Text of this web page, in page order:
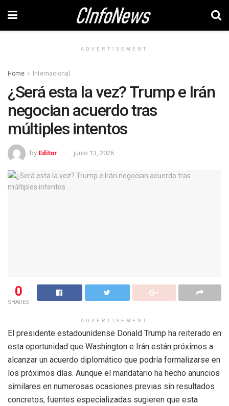
ADVERTISEMENT
Home Internacional
¿Será esta la vez? Trump e Irán
negocian acuerdo tras
múltiples intentos
by Editor junio 13, 2026
0
SHARES
ADVERTISEMENT
El presidente estadounidense Donald Trump ha reiterado en
esta oportunidad que Washington e Irán están próximos a
alcanzar un acuerdo diplomático que podría formalizarse en
los próximos días. Aunque el mandatario ha hecho anuncios
similares en numerosas ocasiones previas sin resultados
concretos, fuentes especializadas sugieren que esta